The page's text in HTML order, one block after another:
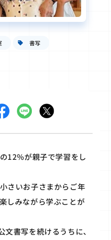
書写
12%が親子で学習をし
さいお子さまからご年
しみながら学ぶことが
書写を続けるうちに、